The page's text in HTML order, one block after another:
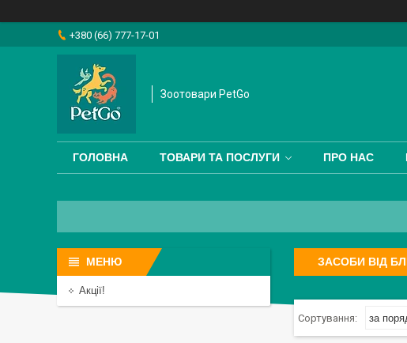
+380 (66) 777-17-01
Зоотовари PetGo
ГОЛОВНА ТОВАРИ ТА ПОСЛУГИ ПРО НАС
ЗАСОБИ ВІД
Акції!